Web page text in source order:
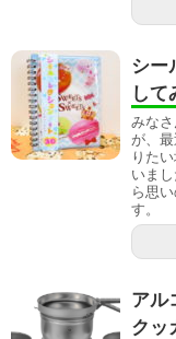
シー
して
みな
が、
りた
いま
ら思
す。
アル
クッ